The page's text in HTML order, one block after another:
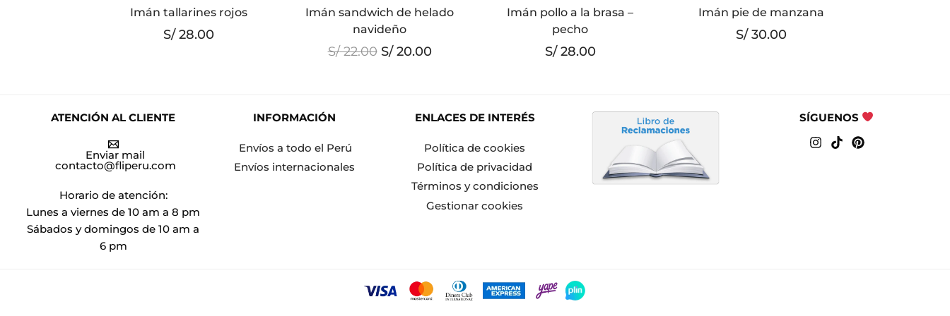
Imán tallarines rojos
S/28.00
Imán sandwich de helado
navideño
S/22.00 El
S/ 22.00.
S/20.00El
S/ 20.00.
Imán pollo a la brasa –
pecho
S/28.00
Imán pie de manzana
S/30.00
ATENCIÓN AL CLIENTE
Enviar mail
contacto@fliperu.com
Horario de atención:
Lunes a viernes de 10 am a 8 pm
Sábados y domingos de 10 am a
6 pm
INFORMACIÓN
Envíos a todo el Perú
Envíos internacionales
ENLACES DE INTERÉS
Política de cookies
Política de privacidad
Términos y condiciones
Gestionar cookies
SÍGUENOS